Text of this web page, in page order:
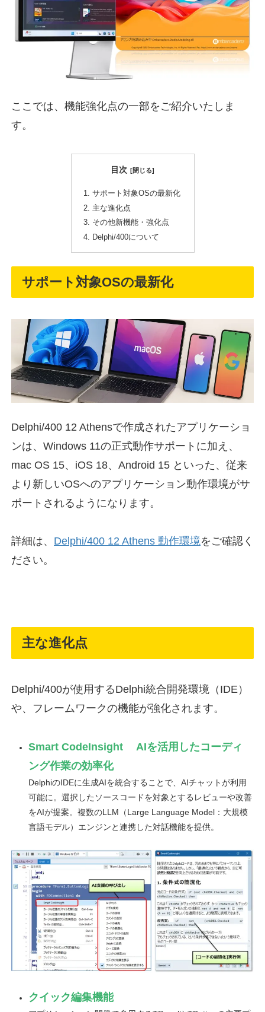
ここでは、機能強化点の一部をご紹介いたしま
す。
目次
サポート対象OSの最新化
主な進化点
その他新機能・強化点
Delphi/400について
サポート対象OSの最新化
Delphi/400 12 Athensで作成されたアプリケーショ
ンは、Windows 11の正式動作サポートに加え、
mac OS 15、iOS 18、Android 15 といった、従来
より新しいOSへのアプリケーション動作環境がサ
ポートされるようになります。
詳細は、 Delphi/400 12 Athens 動作環境をご確認く
ださい。
主な進化点
Delphi/400が使用するDelphi統合開発環境（IDE）
や、フレームワークの機能が強化されます。
Smart CodeInsight AIを活用したコーディ
ング作業の効率化
DelphiのIDEに生成AIを統合することで、AIチャットが利用
可能に。選択したソースコードを対象とするレビューや改善
をAIが提案。複数のLLM（Large Language Model：大規模
言語モデル）エンジンと連携した対話機能を提供。
クイック編集機能